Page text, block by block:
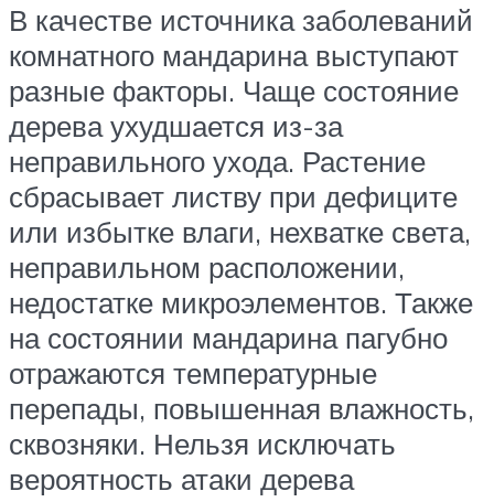
В качестве источника заболеваний
комнатного мандарина выступают
разные факторы. Чаще состояние
дерева ухудшается из-за
неправильного ухода. Растение
сбрасывает листву при дефиците
или избытке влаги, нехватке света,
неправильном расположении,
недостатке микроэлементов. Также
на состоянии мандарина пагубно
отражаются температурные
перепады, повышенная влажность,
сквозняки. Нельзя исключать
вероятность атаки дерева